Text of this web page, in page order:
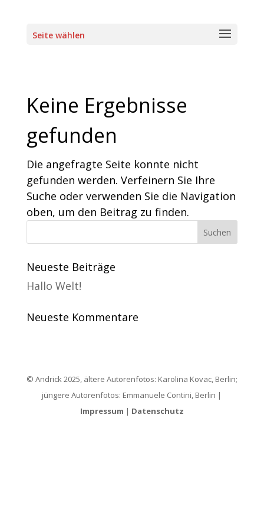
Seite wählen
Keine Ergebnisse
gefunden
Die angefragte Seite konnte nicht
gefunden werden. Verfeinern Sie Ihre
Suche oder verwenden Sie die Navigation
oben, um den Beitrag zu finden.
Neueste Beiträge
Hallo Welt!
Neueste Kommentare
© Andrick 2025, ältere Autorenfotos: Karolina Kovac, Berlin;
jüngere Autorenfotos: Emmanuele Contini, Berlin |
Impressum | Datenschutz